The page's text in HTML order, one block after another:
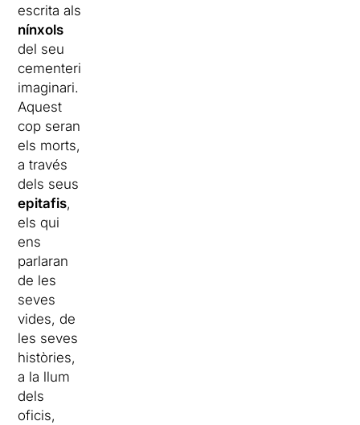
escrita als
nínxols
del seu
cementeri
imaginari.
Aquest
cop seran
els morts,
a través
dels seus
epitafis,
els qui
ens
parlaran
de les
seves
vides, de
les seves
històries,
a la llum
dels
oficis,